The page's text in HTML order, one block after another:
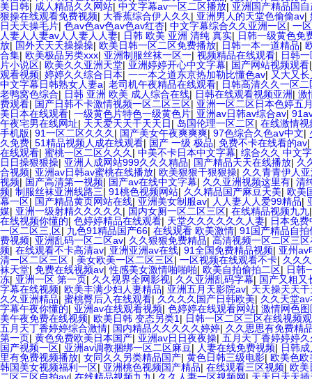
美日韩| 成人精品久久网站| 中文字幕av一区二区播放| 亚洲国产精品国
狠操在线观看免费视频| 大香蕉综合伊人久久 | 亚洲男人的天堂色偷偷av|
日天天操毛片| 色av色av色av色av红杏| 中文字幕综合久久亚洲一区| 一
人妻人人妻av人人妻人人妻| 日韩 欧美 亚洲 清纯 真实| 日韩一级黄色免
放| 国外天天天操操操| 欧美日韩一区二区免费播放| 日韩一本一道精品|
合集| 欧美极品另类xxx| 亚洲制服丝袜一区一| 视频精品在线观看| 日韩
片小说区| 欧美久久亚洲天堂| 亚洲婷婷开心中文字幕| 国产网站视频观看
观看视频| 婷婷久久综合日本| 一一本之道东京热加勒比懂色av| 又大又
中文字幕日韩熟女人妻a| 老司机午夜精品在线观看| 日韩高清久久一区二
老鸭窝色综合| 日韩 亚洲 欧美 成人综合在线| 日韩在线观看视频亚洲| 激
费观看| 国产日韩不卡激情视频一区二区三区| 亚洲一区二区日本色婷五
美日本在线观看| 一级黄色片特色一级黄色片| 亚洲av日韩av综合av|
午夜宅男在线网址| 天天爱天天干天天日| 岛国伦理一区二区| 在线激情视
手机版| 91一区二区久久久 | 国产美女午夜爽爽爽| 97色综合久色aⅴ中文|
久免费| 51精品视频人成在线观看| 国产 一级 极品| 免费不卡在线看的av|
在线观看| 蜜桃一区二区久久久 | 中美不卡日本中文字幕| 综合久久 中文
日日操狠狠操| 亚洲人成网站999久久久精品| 国产精品天天在线播放| 久
合视频| 亚洲av日韩av蜜桃在线播放| 欧美狠狠干狠狠操| 久久青青伊人
视频| 国产高清第一视频| 国产av在线中文字幕| 久久亚洲视频这里有| 清
频| 制服丝袜亚洲线路三| 91桃色视频网站| 久久精品国产麻豆天美| 欧美
幕一区| 国产精品黄页网站在线| 亚洲美女制服av| 人人妻人人爱99精品|
媒| 亚洲一级射精久久久久久 | 国内女厕一区二区三区| 在线精品视频九九
在线视频你懂的| 色婷婷精品在线观看| 天堂久久久久久久人妻| 日本免
一区二区三,区| 九色91精品国产66| 在线观看 欧美激情| 91国产精品自拍
费视频| 亚洲乱码一区二区av| 久久狠狠免费精品| 高清视频一区二区三
频| 在线观看不卡高清av| 亚洲亚洲av在线| 91全国免费精品视频| 亚州av
清一区二区三区 | 美女欧美一区二区三区| 一区视频在线观看不卡| 久久
袜天堂| 免费在线视频av|性感美女激情啪啪啪| 欧美自拍偷拍二区| 日韩
冻| 亚洲一区 第一页| 久久视界全网影视| 久久亚洲乱码字幕| 国产又粗又
字幕在线视频| 欧美丰满少妇人妻精品| 亚洲五月天影院av| 天天操天天
久久亚洲精品| 蜜桃臀后入在线观看| 久久久久国产日韩欧美| 久久天堂
字幕午夜你懂的| 亚洲av在线观看视频| 色婷婷在线观看网站| 激情网色
美午夜免费在线视频| 欧美日韩 变态另类1 | 日韩一区二区三区在线视频
五月天丁香婷婷综合激情| 国内精品久久久久久婷婷| 久久思思有免费精
第一页| 黄色免费欧美日本国产| 亚洲av日日夜夜操| 五月天丁香婷婷婷
国产视频一区| 亚洲av调教捆绑一区二区麻豆| 人妻在线免费视频| 日韩
里有免费视频播放| 女同久久另类精品国产| 黄色日韩三级电影| 欧美色欧
韩国美女视频福利一区| 亚洲桃色视频国产精品| 在线观看三区视频| 欧美